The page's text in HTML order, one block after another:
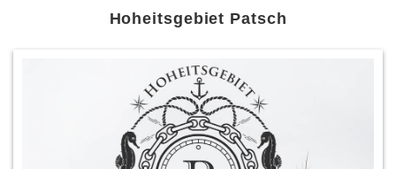
Hoheitsgebiet Patsch